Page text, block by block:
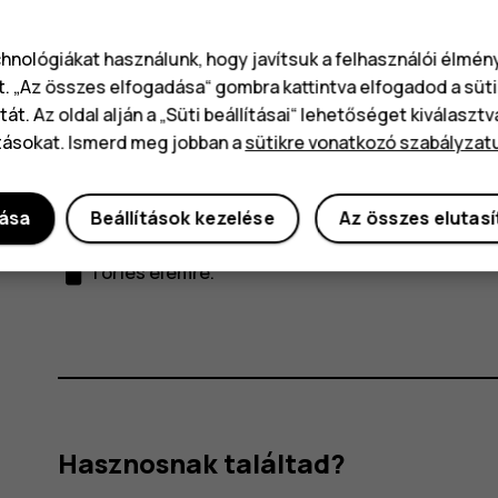
Az ébresztés kikapcsolása
Az ébresztés megszólalásakor csúsztassa a
Az ébresztés törlése
Koppintson azÓra>access_alarmRIASZTÁSelemre.
deleteTörléselemre.
Hasznosnak találtad?
használunk, hogy javítsuk a felhasználói
„Az összes elfogadása“ gombra kattintva elfogadod a
Az oldal alján a „Süti beállításai“ lehetőséget
Ismerd meg jobban asütikre vonatkozó
Az összes
Beállítások kezelése